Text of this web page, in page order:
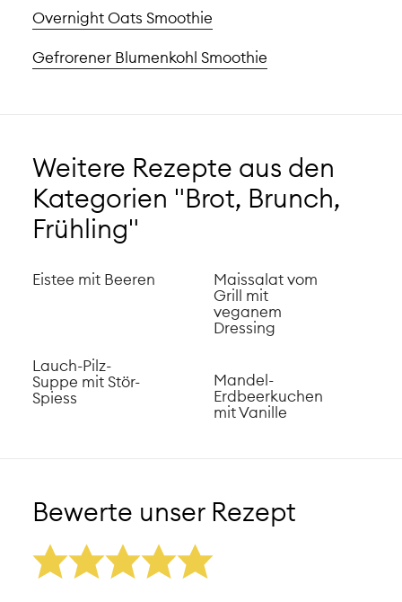
Overnight Oats Smoothie
Gefrorener Blumenkohl Smoothie
Weitere Rezepte aus den
Kategorien "Brot, Brunch,
Frühling"
Eistee mit Beeren
Maissalat vom
Grill mit
veganem
Dressing
Lauch-Pilz-
Suppe mit Stör-
Spiess
Mandel-
Erdbeerkuchen
mit Vanille
Bewerte unser Rezept